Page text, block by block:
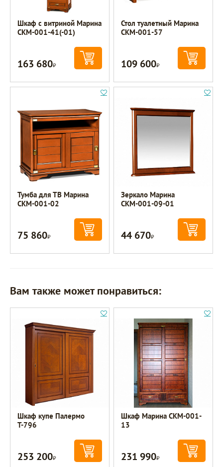
Шкаф с витриной Марина
СКМ-001-41(-01)
163 680Р
Стол туалетный Марина
СКМ-001-57
109 600Р
Тумба для ТВ Марина
СКМ-001-02
75 860Р
Зеркало Марина
СКМ-001-09-01
44 670Р
Вам также может понравиться:
Шкаф купе Палермо
Т-796
253 200Р
Шкаф Марина СКМ-001-
13
231 990Р